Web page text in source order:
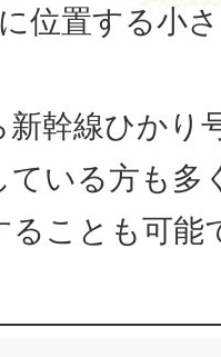
位置する小
新幹線ひかり
ている方も多
ることも可能